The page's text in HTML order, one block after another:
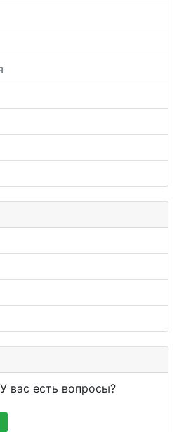
вас есть вопросы?